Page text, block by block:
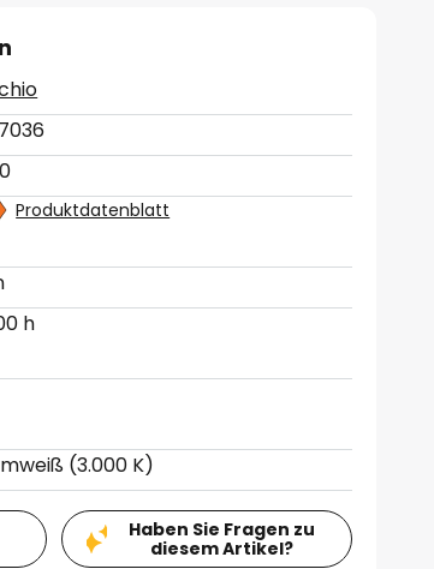
Produktdatenblatt
h
(3.000 K)
Haben Sie Fragen zu
diesem Artikel?